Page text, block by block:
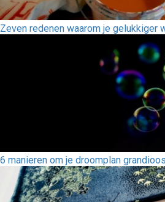
Zeven redenen waarom je gelukkiger
6 manieren om je droomplan